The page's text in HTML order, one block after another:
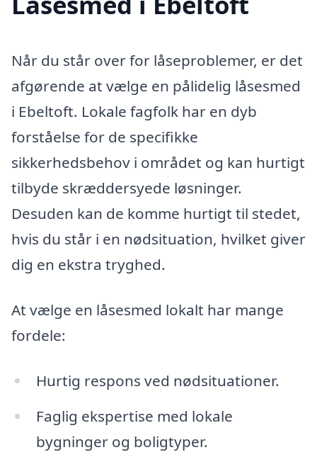
Når du står over for låseproblemer, er det
afgørende at vælge en pålidelig låsesmed
i Ebeltoft. Lokale fagfolk har en dyb
forståelse for de specifikke
sikkerhedsbehov i området og kan hurtigt
tilbyde skræddersyede løsninger.
Desuden kan de komme hurtigt til stedet,
hvis du står i en nødsituation, hvilket giver
dig en ekstra tryghed.
At vælge en låsesmed lokalt har mange
fordele:
Hurtig respons ved nødsituationer.
Faglig ekspertise med lokale
bygninger og boligtyper.